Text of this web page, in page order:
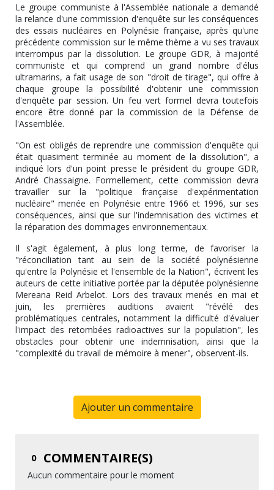
Le groupe communiste à l'Assemblée nationale a demandé
la relance d'une commission d'enquête sur les conséquences
des essais nucléaires en Polynésie française, après qu'une
précédente commission sur le même thème a vu ses travaux
interrompus par la dissolution. Le groupe GDR, à majorité
communiste et qui comprend un grand nombre d'élus
ultramarins, a fait usage de son "droit de tirage", qui offre à
chaque groupe la possibilité d'obtenir une commission
d'enquête par session. Un feu vert formel devra toutefois
encore être donné par la commission de la Défense de
l'Assemblée.
"On est obligés de reprendre une commission d'enquête qui
était quasiment terminée au moment de la dissolution", a
indiqué lors d'un point presse le président du groupe GDR,
André Chassaigne. Formellement, cette commission devra
travailler sur la "politique française d'expérimentation
nucléaire" menée en Polynésie entre 1966 et 1996, sur ses
conséquences, ainsi que sur l'indemnisation des victimes et
la réparation des dommages environnementaux.
Il s'agit également, à plus long terme, de favoriser la
"réconciliation tant au sein de la société polynésienne
qu'entre la Polynésie et l'ensemble de la Nation", écrivent les
auteurs de cette initiative portée par la députée polynésienne
Mereana Reid Arbelot. Lors des travaux menés en mai et
juin, les premières auditions avaient "révélé des
problématiques centrales, notamment la difficulté d'évaluer
l'impact des retombées radioactives sur la population", les
obstacles pour obtenir une indemnisation, ainsi que la
"complexité du travail de mémoire à mener", observent-ils.
Ajouter un commentaire
0 COMMENTAIRE(S)
Aucun commentaire pour le moment